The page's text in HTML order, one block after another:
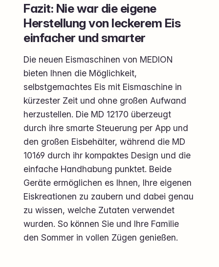
Fazit: Nie war die eigene
Herstellung von leckerem Eis
einfacher und smarter
Die neuen Eismaschinen von MEDION
bieten Ihnen die Möglichkeit,
selbstgemachtes Eis mit Eismaschine in
kürzester Zeit und ohne großen Aufwand
herzustellen. Die MD 12170 überzeugt
durch ihre smarte Steuerung per App und
den großen Eisbehälter, während die MD
10169 durch ihr kompaktes Design und die
einfache Handhabung punktet. Beide
Geräte ermöglichen es Ihnen, Ihre eigenen
Eiskreationen zu zaubern und dabei genau
zu wissen, welche Zutaten verwendet
wurden. So können Sie und Ihre Familie
den Sommer in vollen Zügen genießen.